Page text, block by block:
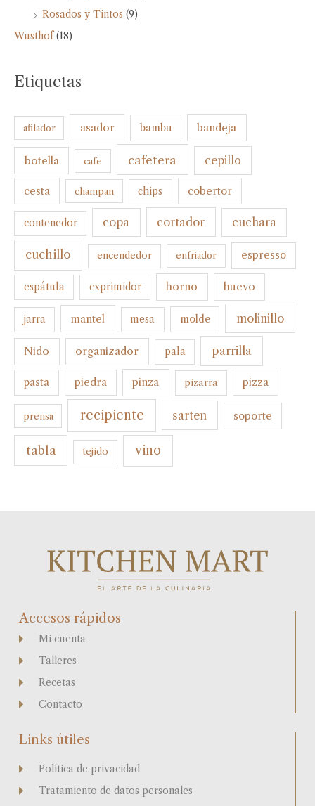
Rosados y Tintos (9)
Wusthof (18)
Etiquetas
afilador asador bambu bandeja
botella cafe cafetera cepillo
cesta champan chips cobertor
contenedor copa cortador cuchara
cuchillo encendedor enfriador espresso
espátula exprimidor horno huevo
jarra mantel mesa molde molinillo
Nido organizador pala parrilla
pasta piedra pinza pizarra pizza
prensa recipiente sarten soporte
tabla tejido vino
Accesos rápidos
Mi cuenta
Talleres
Recetas
Contacto
Links útiles
Política de privacidad
Tratamiento de datos personales